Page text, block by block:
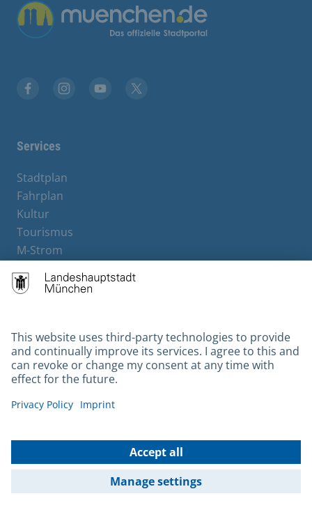
Übergreifende Links
Services
Stadtplan
Fahrplan
Kultur
Tourismus
M-Strom
Hotels
Contact
Barrierefreiheit
Leichte Sprache
Gebärdensprache
Kontakt